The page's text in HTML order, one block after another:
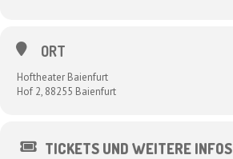
ORT
Hoftheater Baienfurt
Hof 2, 88255 Baienfurt
TICKETS UND WEITERE INFOS